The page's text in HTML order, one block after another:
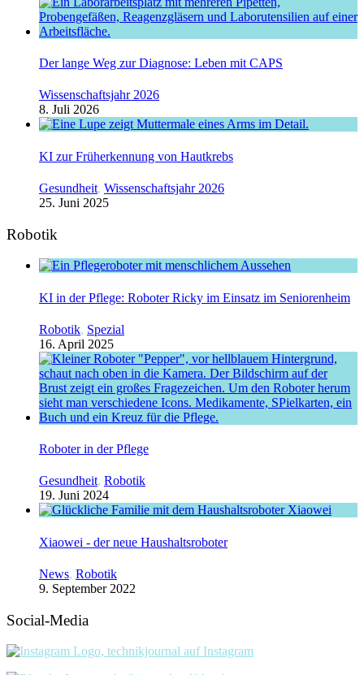
Der lange Weg zur Diagnose: Leben mit CAPS
Wissenschaftsjahr 2026
8. Juli 2026
KI zur Früherkennung von Hautkrebs
Gesundheit, Wissenschaftsjahr 2026
25. Juni 2025
Robotik
KI in der Pflege: Roboter Ricky im Einsatz im Seniorenheim
Robotik, Spezial
16. April 2025
Roboter in der Pflege
Gesundheit, Robotik
19. Juni 2024
Xiaowei - der neue Haushaltsroboter
News, Robotik
9. September 2022
Social-Media